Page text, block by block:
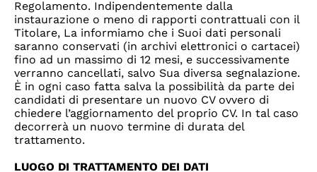
Regolamento. Indipendentemente dalla
instaurazione o meno di rapporti contrattuali con il
Titolare, La informiamo che i Suoi dati personali
saranno conservati (in archivi elettronici o cartacei)
fino ad un massimo di 12 mesi, e successivamente
verranno cancellati, salvo Sua diversa segnalazione.
È in ogni caso fatta salva la possibilità da parte dei
candidati di presentare un nuovo CV ovvero di
chiedere l’aggiornamento del proprio CV. In tal caso
decorrerà un nuovo termine di durata del
trattamento.
LUOGO DI TRATTAMENTO DEI DATI